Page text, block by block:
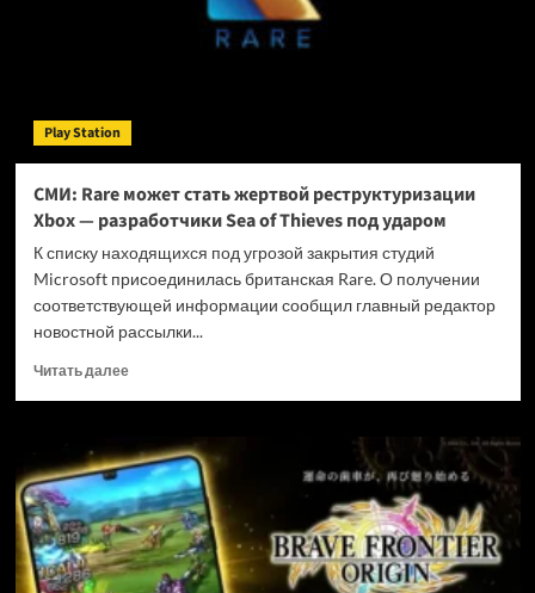
принедлежат»:
не
убивать
диски
Play Station
СМИ: Rare может стать жертвой реструктуризации
Xbox — разработчики Sea of Thieves под ударом
К списку находящихся под угрозой закрытия студий
Microsoft присоединилась британская Rare. О получении
соответствующей информации сообщил главный редактор
новостной рассылки...
Читать далееПрочитать
Rare
может
стать
жертвой
реструктуризации
Xbox